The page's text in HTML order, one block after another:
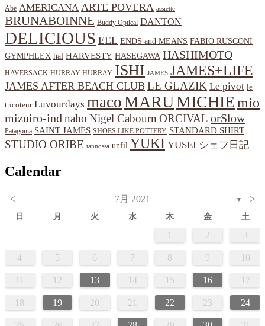
Abe AMERICANA ARTE POVERA assiette
BRUNABOINNE Buddy Optical DANTON
DELICIOUS EEL ENDS and MEANS FABIO RUSCONI
GYMPHLEX hal HARVESTY HASEGAWA HASHIMOTO
HAVERSACK HURRAY HURRAY ISHI JAMES JAMES+LIFE
JAMES AFTER BEACH CLUB LE GLAZIK Le pivot le
tricoteur Luvourdays macoMARUMICHIEmio
mizuiro-ind naho Nigel Cabourn ORCIVAL orSlow
Patagonia SAINT JAMES SHOES LIKE POTTERY STANDARD SHIRT
STUDIO ORIBE tannossa unfil YUKI YUSEI シェフ日記
Calendar
< 7月 2021 ▼ >
日 月 火 水 木 金 土
1 2 3
4 5 6 7 8 9 10
11 12 13 14 15 16 17
18 19 20 21 22 23 24